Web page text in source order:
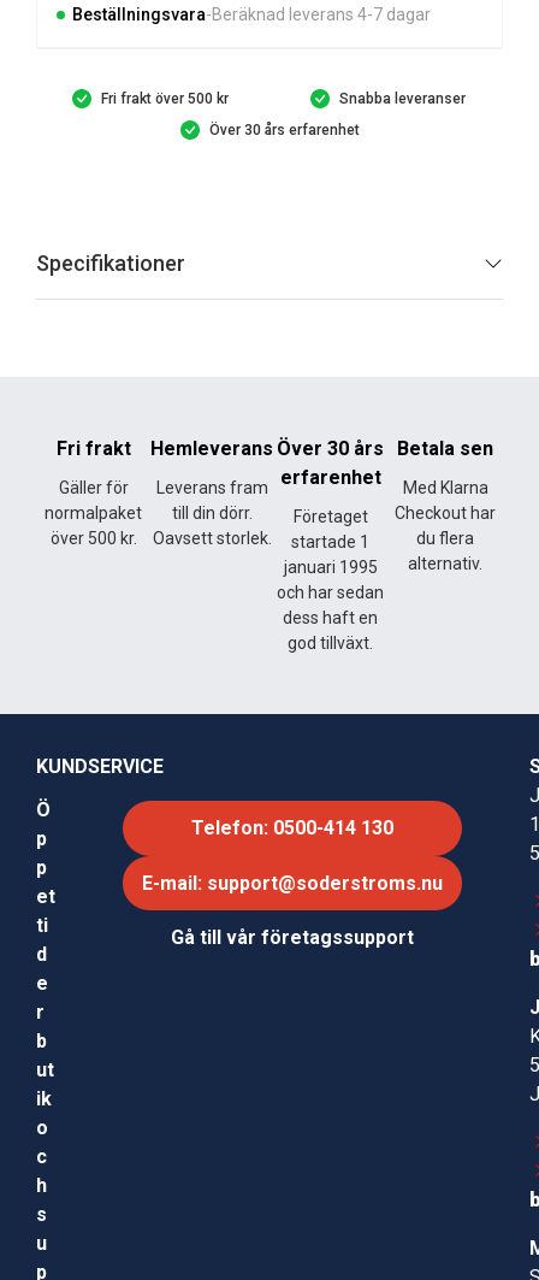
Beställningsvara Beräknad leverans 4-7 dagar
Fri frakt över 500 kr
Snabba leveranser
Över 30 års erfarenhet
Specifikationer
Fri frakt
Gäller för
normalpaket
över 500 kr.
Hemleverans
Leverans fram
till din dörr.
Oavsett storlek.
Över 30 års
erfarenhet
Företaget
startade 1
januari 1995
och har sedan
dess haft en
god tillväxt.
Betala sen
Med Klarna
Checkout har
du flera
alternativ.
KUNDSERVICE
Ö
p
p
et
ti
d
e
r
b
ut
ik
o
c
h
s
u
p
Telefon: 0500-414 130
E-mail: support@soderstroms.nu
Gå till vår företagssupport